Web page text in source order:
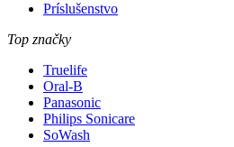
Príslušenstvo
Top značky
Truelife
Oral-B
Panasonic
Philips Sonicare
SoWash